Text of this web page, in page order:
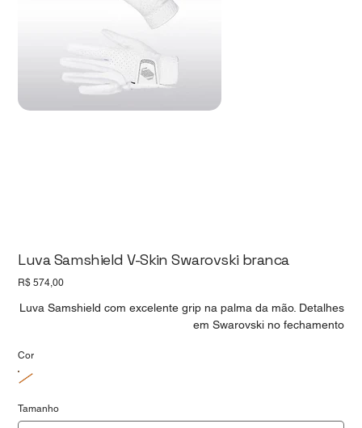
Luva Samshield V-Skin Swarovski branca
Preço
R$ 574,00
Luva Samshield com excelente grip na palma da mão. Detalhes
em Swarovski no fechamento
Cor
Tamanho